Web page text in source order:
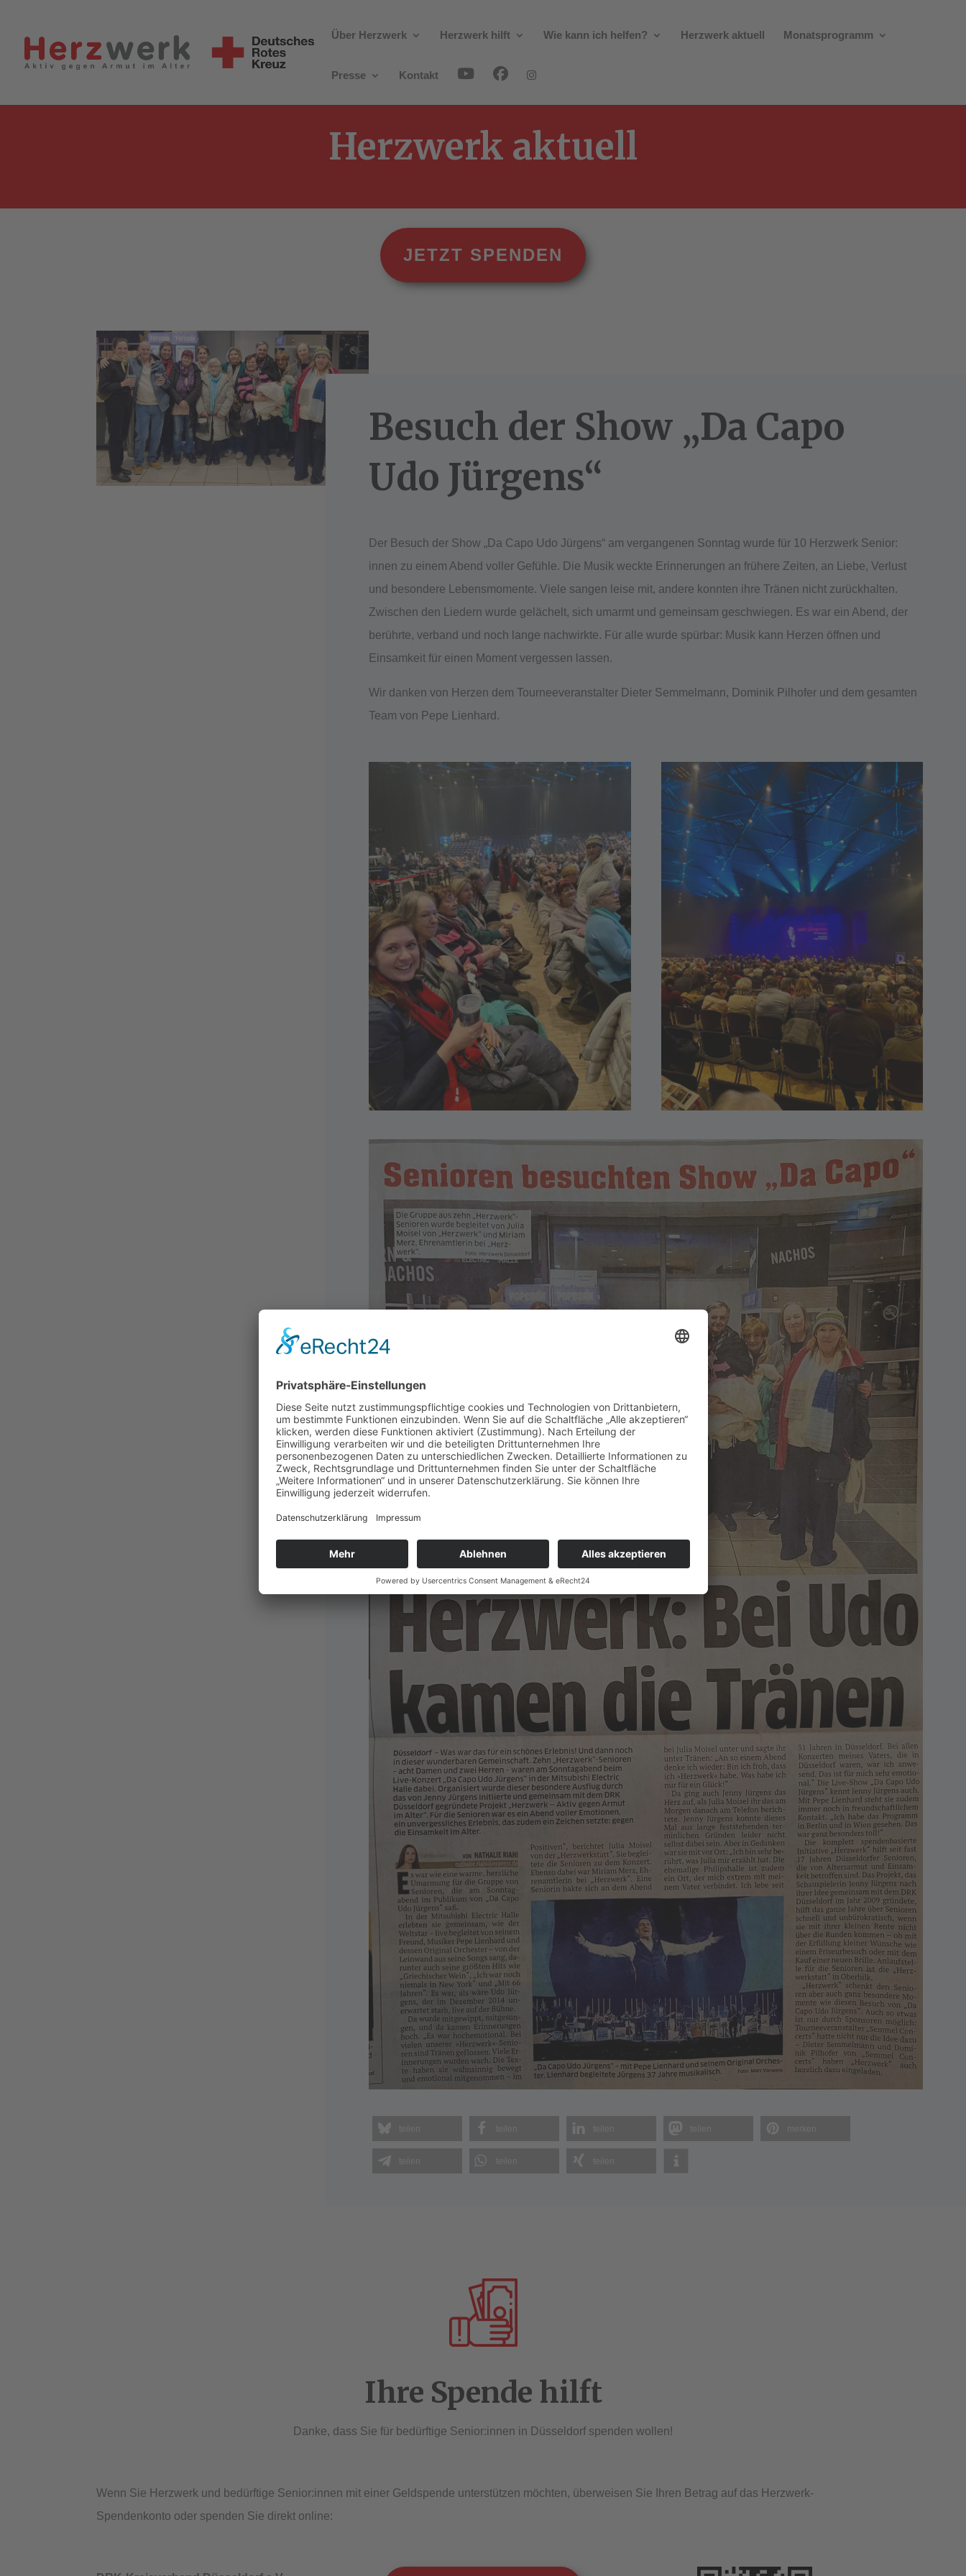
Über Herzwerk Herzwerk hilft Wie kann ich helfen? Herzwerk aktuell Monatsprogramm
Presse Kontakt
Herzwerk aktuell
JETZT SPENDEN
Besuch der Show „Da Capo
Udo Jürgens“
Der Besuch der Show „Da Capo Udo Jürgens“ am vergangenen Sonntag wurde für 10 Herzwerk Senior:
innen zu einem Abend voller Gefühle. Die Musik weckte Erinnerungen an frühere Zeiten, an Liebe, Verlust
und besondere Lebensmomente. Viele sangen leise mit, andere konnten ihre Tränen nicht zurückhalten.
Zwischen den Liedern wurde gelächelt, sich umarmt und gemeinsam geschwiegen. Es war ein Abend, der
berührte, verband und noch lange nachwirkte. Für alle wurde spürbar: Musik kann Herzen öffnen und
Einsamkeit für einen Moment vergessen lassen.
Wir danken von Herzen dem Tourneeveranstalter Dieter Semmelmann, Dominik Pilhofer und dem gesamten
Team von Pepe Lienhard.
teilen teilen teilen teilen
teilen teilen teilen
Ihre Spende hilft
Danke, dass Sie für bedürftige Senior:innen in Düsseldorf spenden wollen!
Wenn Sie Herzwerk und bedürftige Senior:innen mit einer Geldspende unterstützen möchten, überweisen Sie Ihren Betrag auf das Herzwerk-
Spendenkonto oder spenden Sie direkt online: